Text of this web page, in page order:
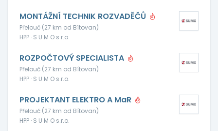
MONTÁŽNÍ TECHNIK ROZVADĚČŮ
Přelouč (27 km od Bítovan)
HPP · S U M O s.r.o.
ROZPOČTOVÝ SPECIALISTA
Přelouč (27 km od Bítovan)
HPP · S U M O s.r.o.
PROJEKTANT ELEKTRO A MaR
Přelouč (27 km od Bítovan)
HPP · S U M O s.r.o.